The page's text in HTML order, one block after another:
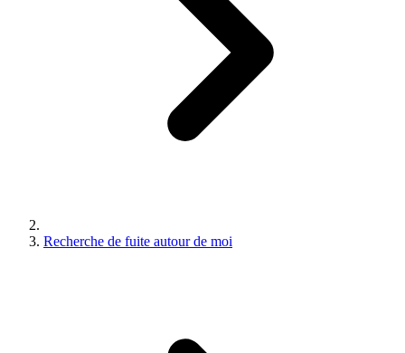
Recherche de fuite autour de moi